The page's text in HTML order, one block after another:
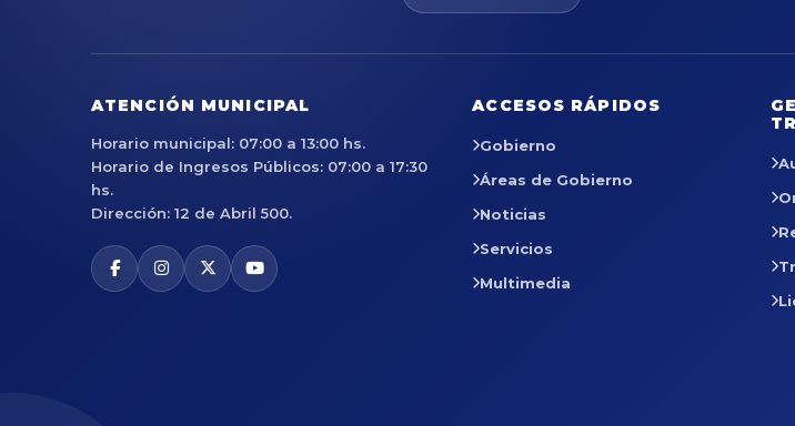
ATENCIÓN MUNICIPAL
Horario municipal: 07:00 a 13:00 hs.
Horario de Ingresos Públicos: 07:00 a 17:30
hs.
Dirección: 12 de Abril 500.
ACCESOS RÁPIDOS
Gobierno
Áreas de Gobierno
Noticias
Servicios
Multimedia